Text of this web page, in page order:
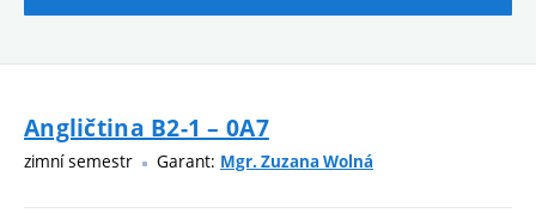
Angličtina B2-1 – 0A7
zimní semestr Garant: Mgr. Zuzana Wolná